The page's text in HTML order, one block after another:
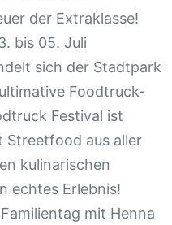
der Extraklasse!
bis 05. Juli
sich der Stadtpark
Foodtruck-
Festival ist
aus aller
kulinarischen
echtes Erlebnis!
mit Henna